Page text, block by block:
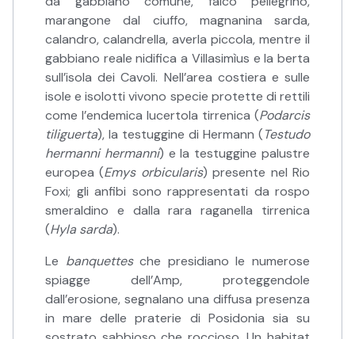
marangone dal ciuffo, magnanina sarda,
calandro, calandrella, averla piccola, mentre il
gabbiano reale nidifica a Villasimìus e la berta
sull’isola dei Cavoli. Nell’area costiera e sulle
isole e isolotti vivono specie protette di rettili
come l’endemica lucertola tirrenica (Podarcis
tiliguerta), la testuggine di Hermann (Testudo
hermanni hermanni) e la testuggine palustre
europea (Emys orbicularis) presente nel Rio
Foxi; gli anfibi sono rappresentati da rospo
smeraldino e dalla rara raganella tirrenica
(Hyla sarda).
Le banquettesche presidiano le numerose
spiagge dell’Amp, proteggendole
dall’erosione, segnalano una diffusa presenza
in mare delle praterie di Posidonia sia su